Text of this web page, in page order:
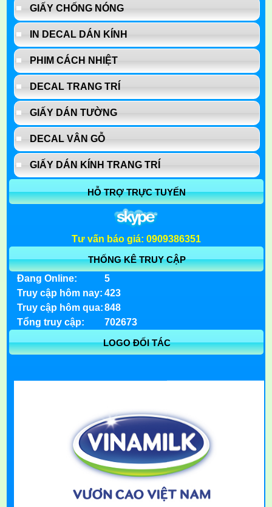
GIẤY CHỐNG NÓNG
IN DECAL DÁN KÍNH
PHIM CÁCH NHIỆT
DECAL TRANG TRÍ
GIẤY DÁN TƯỜNG
DECAL VÂN GỖ
GIẤY DÁN KÍNH TRANG TRÍ
HỖ TRỢ TRỰC TUYẾN
Tư vấn báo giá: 0909386351
THỐNG KÊ TRUY CẬP
Đang Online:
5
Truy cập hôm nay: 423
Truy cập hôm qua: 848
Tổng truy cập:
702673
LOGO ĐỐI TÁC